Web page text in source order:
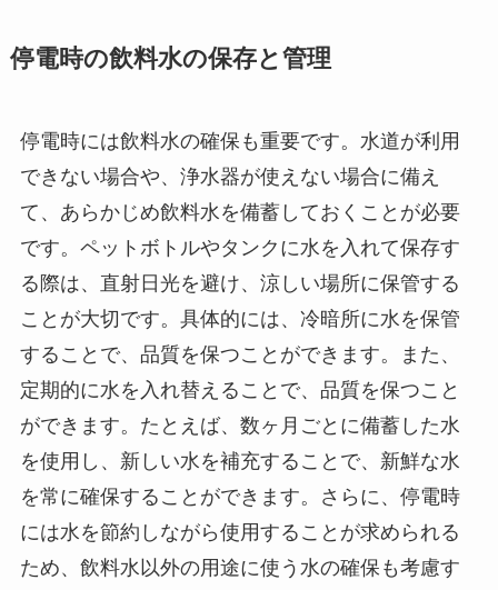
停電時の飲料水の保存と管理
停電時には飲料水の確保も重要です。水道が利用
できない場合や、浄水器が使えない場合に備え
て、あらかじめ飲料水を備蓄しておくことが必要
です。ペットボトルやタンクに水を入れて保存す
る際は、直射日光を避け、涼しい場所に保管する
ことが大切です。具体的には、冷暗所に水を保管
することで、品質を保つことができます。また、
定期的に水を入れ替えることで、品質を保つこと
ができます。たとえば、数ヶ月ごとに備蓄した水
を使用し、新しい水を補充することで、新鮮な水
を常に確保することができます。さらに、停電時
には水を節約しながら使用することが求められる
ため、飲料水以外の用途に使う水の確保も考慮す